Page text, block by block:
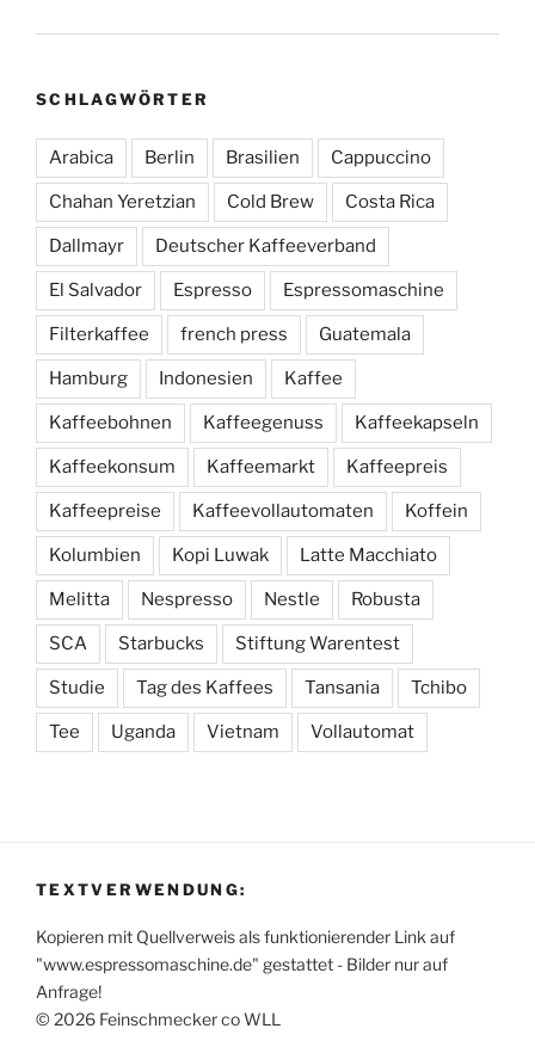
SCHLAGWÖRTER
Arabica Berlin Brasilien Cappuccino
Chahan Yeretzian Cold Brew Costa Rica
Dallmayr Deutscher Kaffeeverband
El Salvador Espresso Espressomaschine
Filterkaffee french press Guatemala
Hamburg Indonesien Kaffee
Kaffeebohnen Kaffeegenuss Kaffeekapseln
Kaffeekonsum Kaffeemarkt Kaffeepreis
Kaffeepreise Kaffeevollautomaten Koffein
Kolumbien Kopi Luwak Latte Macchiato
Melitta Nespresso Nestle Robusta
SCA Starbucks Stiftung Warentest
Studie Tag des Kaffees Tansania Tchibo
Tee Uganda Vietnam Vollautomat
TEXTVERWENDUNG:
Kopieren mit Quellverweis als funktionierender Link auf
"www.espressomaschine.de" gestattet - Bilder nur auf
Anfrage!
© 2026 Feinschmecker co WLL